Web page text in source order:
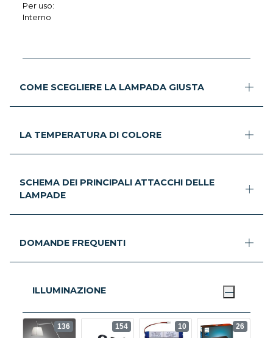
Per uso:
Interno
COME SCEGLIERE LA LAMPADA GIUSTA
LA TEMPERATURA DI COLORE
SCHEMA DEI PRINCIPALI ATTACCHI DELLE
LAMPADE
DOMANDE FREQUENTI
ILLUMINAZIONE
136 154 10 26